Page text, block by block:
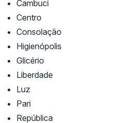
Cambuci
Centro
Consolação
Higienópolis
Glicério
Liberdade
Luz
Pari
República